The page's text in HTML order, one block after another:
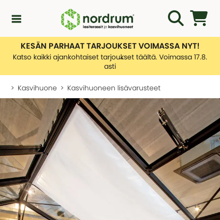
Kampanjat
KATEGORIAT
Yleiskatsaus - Uutuuksia
Rakentamislupa
Asiakaspalvelu
KATEGORIAT
Yleiskatsaus - Asiakaspalvelu
Ota yhteyttä
Tietoa toimituksistamme
Palautusten hallinnointi
Lasiterassiopas
Lasiterassit
KATEGORIAT
Kasvihuone
KESÄN PARHAAT TARJOUKSET VOIMASSA NYT!
Katso kaikki ajankohtaiset tarjoukset täältä. Voimassa 17.8.
asti
Kasvihuone Kasvihuoneen lisävarusteet